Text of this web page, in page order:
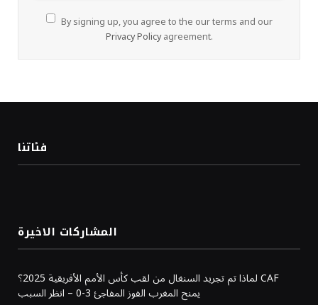
By signing up, you agree to the our terms and our
Privacy Policyagreement.
فئاتنا
المشاركات الاخيرة
لماذا تم تجريد السنغال من لقب كأس الأمم الأفريقية 2025؟ CAF
يمنح المغرب الفوز المفاجئ 3-0 – انظر السبب